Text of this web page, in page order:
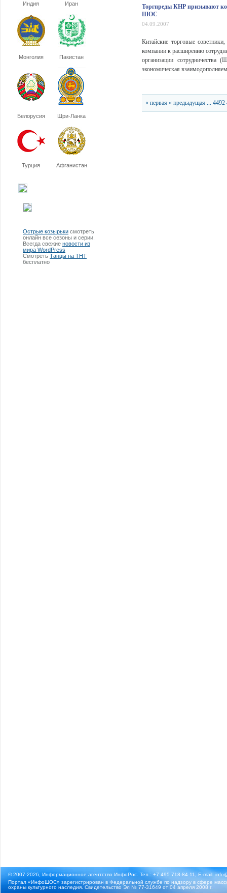
Индия Иран
Монголия Пакистан
Белорусия Шри-Ланка
Турция Афганистан
Острые козырьки смотреть
онлайн все сезоны и серии.
Всегда свежие новости из
мира WordPress
Смотреть Танцы на ТНТ
бесплатно
Торгпреды КНР призывают
ШОС
04.09.2007
Китайские торговые
компании к расширению
организации
экономическая
« первая « предыдущая ... 4492
© 2007-2026, Информационное агентство ИнфоРос. Тел.: +7 495 718-84-11, E-mail:
Портал «ИнфоШОС» зарегистрирован в Федеральной службе по надзору в сфере
охраны культурного наследия. Свидетельство Эл № 77-31649 от 04 апреля 2008 г.